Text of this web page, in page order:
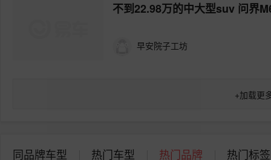
不到22.98万的中大型suv 问界
早安院子工坊
+加载更
同品牌车型 热门车型 热门品牌 热门标签